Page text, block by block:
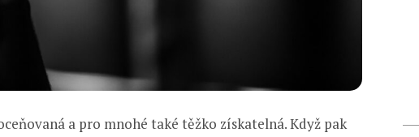
a pro mnohé také těžko získatelná. Když pak